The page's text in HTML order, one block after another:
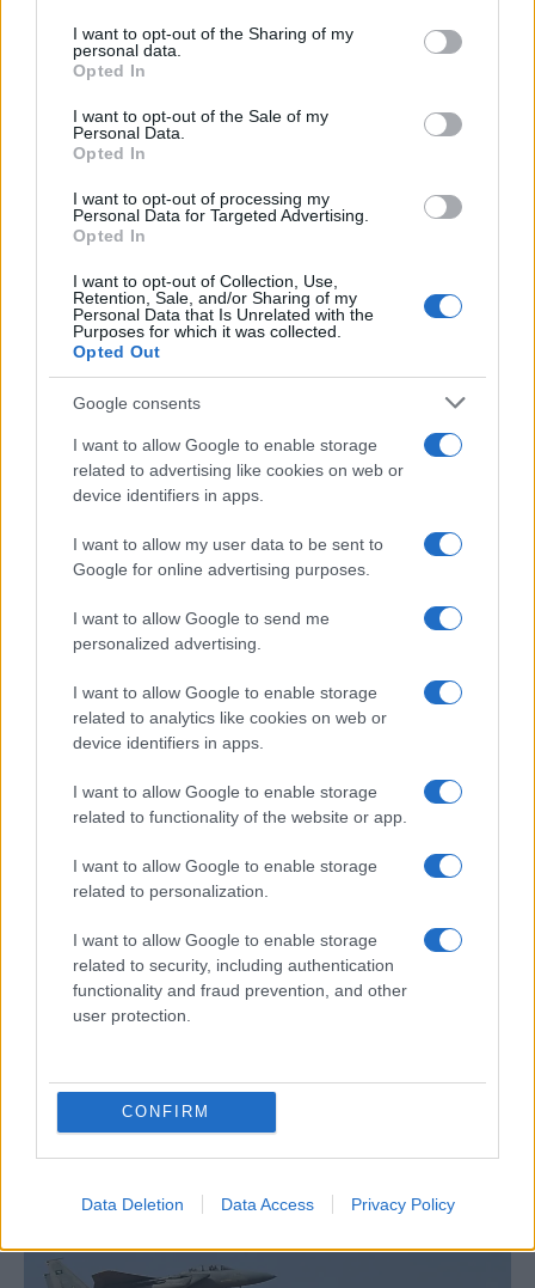
not limited to your visit or usage behaviour. You may click to
grant or deny consent to Google and its third-party tags to
use your data for below specified purposes in below Google
consent section.
I want to opt-out of the Sharing of my
personal data.
Opted In
I want to opt-out of the Sale of my
Personal Data.
Opted In
I want to opt-out of processing my
Personal Data for Targeted Advertising.
Opted In
I want to opt-out of Collection, Use,
Retention, Sale, and/or Sharing of my
Personal Data that Is Unrelated with the
Purposes for which it was collected.
Opted Out
Google consents
I want to allow Google to enable storage
related to advertising like cookies on web or
device identifiers in apps.
I want to allow my user data to be sent to
Google for online advertising purposes.
I want to allow Google to send me
personalized advertising.
I want to allow Google to enable storage
related to analytics like cookies on web or
device identifiers in apps.
I want to allow Google to enable storage
related to functionality of the website or app.
I want to allow Google to enable storage
related to personalization.
I want to allow Google to enable storage
related to security, including authentication
functionality and fraud prevention, and other
user protection.
CONFIRM
Data Deletion Data Access Privacy Policy
ΔΙΕΘΝΗ
HAE: Κυρίαρχη και στρατηγική επιλογή η
αποχώρηση από τον ΟΠΕΚ και τον
ΟΠΕΚ+ και δεν ήταν πολιτικά
υποκινούμενη
τους συνεργάτες των ΗΑΕ
ΔΙΕΘΝΗ
13/05/2026 - 21:17
Μυστική επίσκεψη Νετανιάχου στα
Ηνωμένα Αραβικά Εμιράτα εν μέσω
πολέμου με το Ιράν
Μυστική επίσκεψη στα Ηνωμένα Αραβικά
Εμιράτα πραγματοποίησε ο πρωθυπουργός
του Ισραήλ, Μπέντζαμιν Νετανιάχου, κατά
σύμφωνα με ανακοίνωση που
δημοσιοποίησε την Τετάρτη το γραφείο